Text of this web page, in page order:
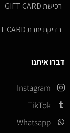
רכישת GIFT CARD
בדיקת יתרת GIFT CARD
דברו איתנו
Instagram
TikTok
Whatsapp